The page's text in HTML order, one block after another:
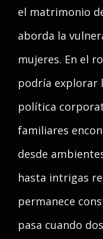
el matrimonio
aborda la
mujeres. En el
podría explorar
política
familiares
desde
hasta intrigas
permanece
pasa cuando